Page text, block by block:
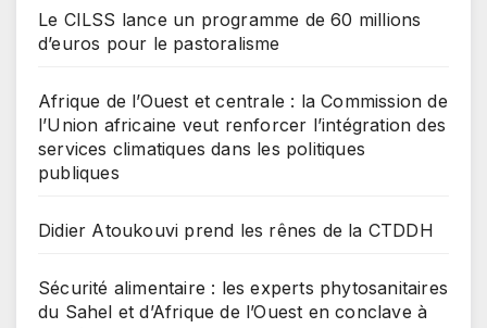
Le CILSS lance un programme de 60 millions
d’euros pour le pastoralisme
Afrique de l’Ouest et centrale : la Commission de
l’Union africaine veut renforcer l’intégration des
services climatiques dans les politiques
publiques
Didier Atoukouvi prend les rênes de la CTDDH
Sécurité alimentaire : les experts phytosanitaires
du Sahel et d’Afrique de l’Ouest en conclave à